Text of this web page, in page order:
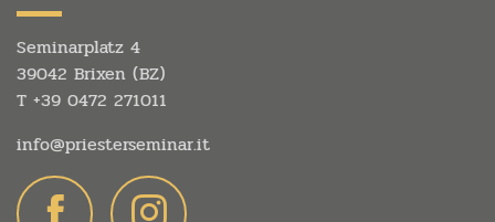
Seminarplatz 4
39042 Brixen (BZ)
T +39 0472 271011
info@priesterseminar.it